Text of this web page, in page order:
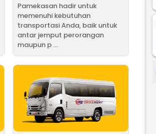
Pamekasan hadir untuk
memenuhi kebutuhan
transportasi Anda, baik untuk
antar jemput perorangan
maupun p ...